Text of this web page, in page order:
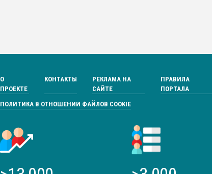
О
ПРОЕКТЕ
КОНТАКТЫ
РЕКЛАМА НА
САЙТЕ
ПРАВИЛА
ПОРТАЛА
ПОЛИТИКА В ОТНОШЕНИИ ФАЙЛОВ COOKIE